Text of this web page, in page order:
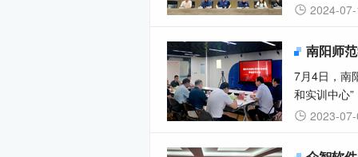
2024-
南阳师
7月4日，南
和实训中心
2023-